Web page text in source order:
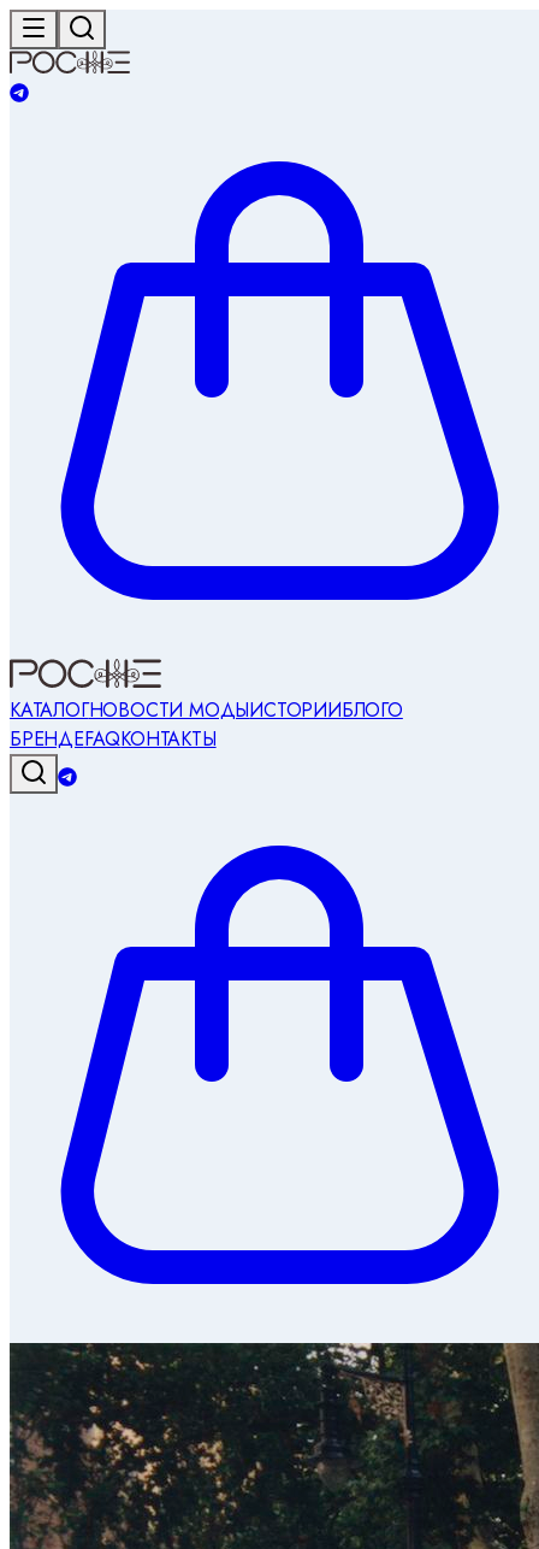
КАТАЛОГНОВОСТИ МОДЫИСТОРИИБЛОГО
БРЕНДЕFAQКОНТАКТЫ